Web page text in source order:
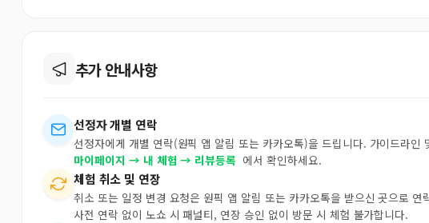
추가 안내사항
선정자 개별 연락
선정자에게 개별 연락(원픽 앱 알림 또는 카카오톡)을 드립니다. 가이드라인
마이페이지 → 내 체험 → 리뷰등록 에서 확인하세요.
체험 취소 및 연장
취소 또는 일정 변경 요청은 원픽 앱 알림 또는 카카오톡을 받으신 곳으로 연
사전 연락 없이 노쇼 시 패널티, 연장 승인 없이 방문 시 체험 불가합니다.